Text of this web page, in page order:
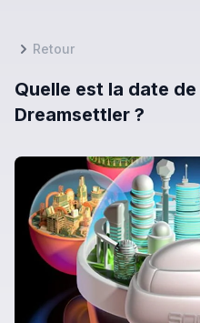
Retour
Quelle est la date
Dreamsettler ?